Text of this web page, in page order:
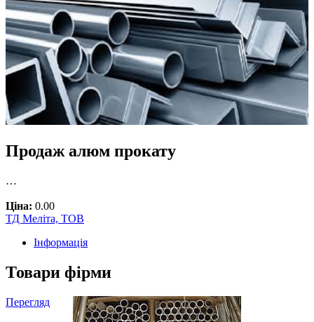
Продаж алюм прокату
…
Ціна: 0.00
ТД Меліта, ТОВ
Інформація
Товари фірми
Перегляд